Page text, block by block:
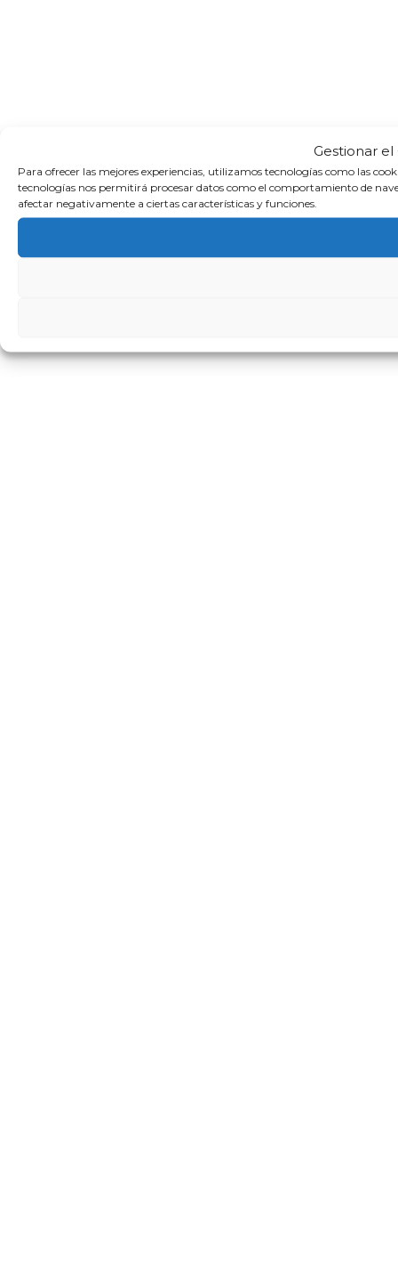
Gestionar
Para ofrecer las mejores experiencias, utilizamos tecnologías como las
tecnologías nos permitirá procesar datos como el comportamiento de
afectar negativamente a ciertas características y funciones.